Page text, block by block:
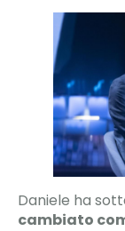
Daniele ha
cambiato